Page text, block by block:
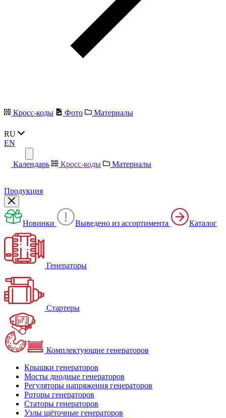
Кросс-коды Фото Материалы
RU
EN
Календарь Кросс-коды Материалы
Продукция
Новинки Выведено из ассортимента Каталог
Генераторы
Стартеры
Комплектующие генераторов
Крышки генераторов
Мосты диодные генераторов
Регуляторы напряжения генераторов
Роторы генераторов
Статоры генераторов
Узлы щёточные генераторов